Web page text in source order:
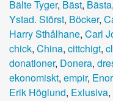
Bälte Tyger, Bäst, Bästa,
Ystad. Störst, Böcker,
Harry Sthålhane, Carl
chick, China, cittchigt,
donationer, Donera,
ekonomiskt, empir,
Erik Höglund, Exlusiva,